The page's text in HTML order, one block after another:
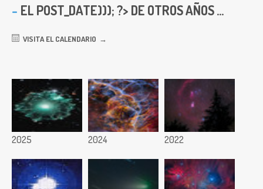
EL POST_DATE))); ?> DE OTROS AÑOS ...
VISITA EL CALENDARIO
2025 2024 2022